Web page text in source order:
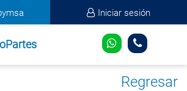
Iniciar sesión
Regresar